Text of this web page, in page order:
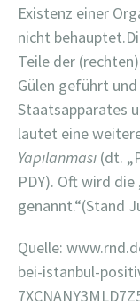
Existenz einer
nicht
Teile der
Gülen geführt
Staatsapparates
lautet eine
Yapılanması (dt.
PDY). Oft wird die
genannt.“(Stand
Quelle:
bei-istanbul-